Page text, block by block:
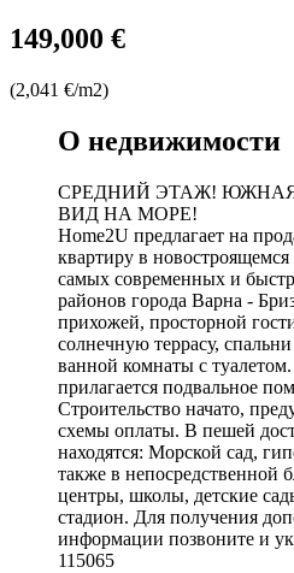
149,000 €
(2,041 €/m2)
О недвижимости
СРЕДНИЙ ЭТАЖ!
ВИД НА МОРЕ!
Home2U предлагает на
квартиру в
самых современных и
районов города Варна -
прихожей, просторной
солнечную террасу,
ванной комнаты с
прилагается подвальное
Строительство начато,
схемы оплаты. В пешей
находятся: Морской сад,
также в непосредственной
центры, школы, детские
стадион. Для получения
информации позвоните и
115065